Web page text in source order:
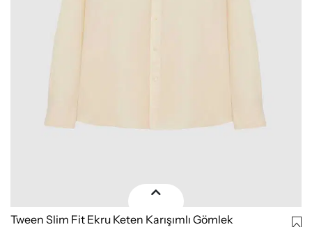
Tween Slim Fit Ekru Keten Karışımlı Gömlek